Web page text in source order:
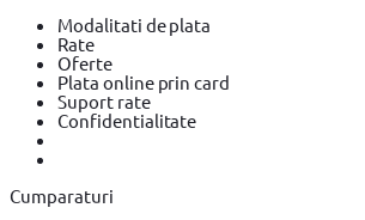
Modalitati de plata
Rate
Oferte
Plata online prin card
Suport rate
Confidentialitate
Cumparaturi